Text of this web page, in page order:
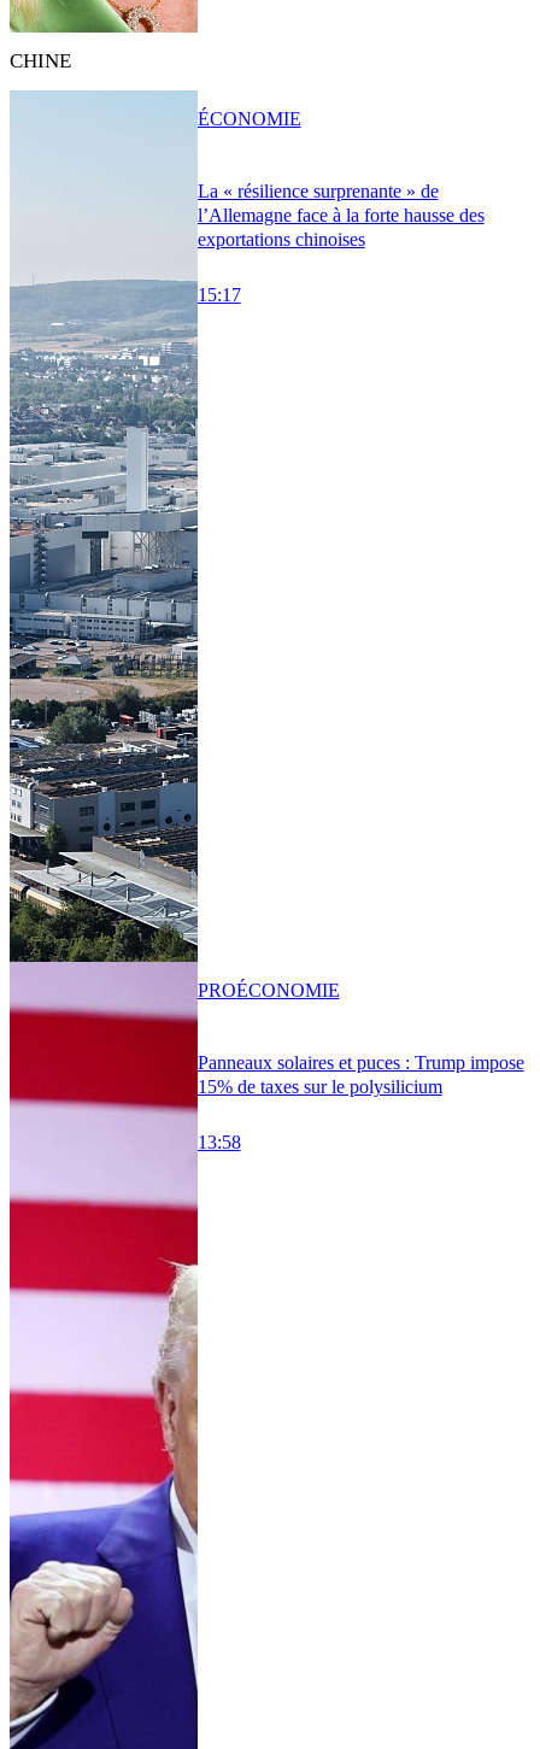
CHINE
La « résilience surprenante » de
l’Allemagne face à la forte hausse des
exportations chinoises
15:17
ÉCONOMIE
Panneaux solaires et puces : Trump impose
15% de taxes sur le polysilicium
13:58
PROÉCONOMIE